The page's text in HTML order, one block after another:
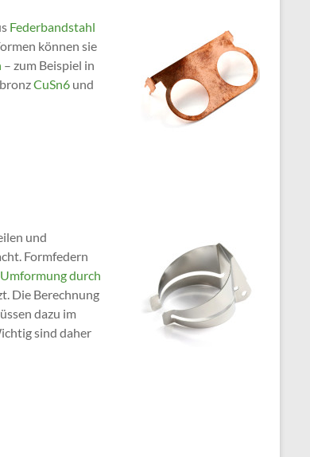
Federbandstahl
können sie
– zum Beispiel in
CuSn6 und
und
Formfedern
Umformung durch
Die Berechnung
dazu im
sind daher